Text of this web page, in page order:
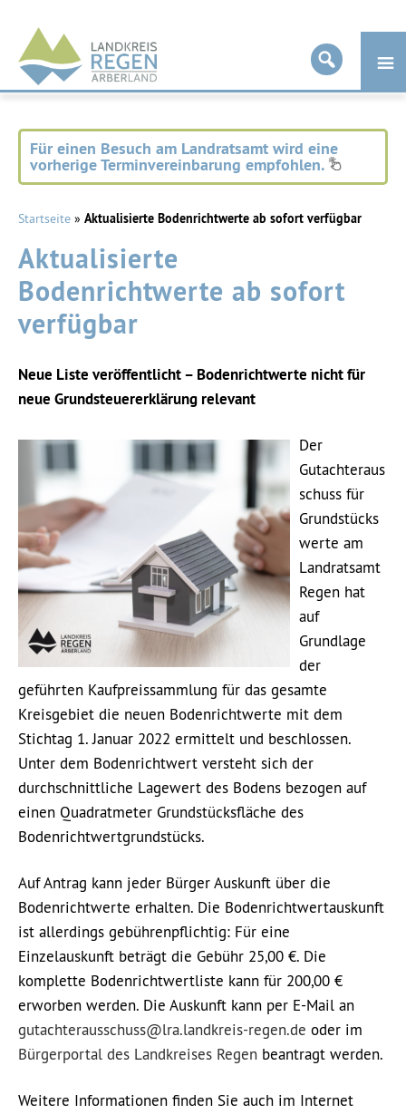
Landkreis
Regen
Für einen Besuch am Landratsamt wird eine
vorherige Terminvereinbarung empfohlen.
Startseite » Aktualisierte Bodenrichtwerte ab sofort verfügbar
Aktualisierte
Bodenrichtwerte ab sofort
verfügbar
Neue Liste veröffentlicht – Bodenrichtwerte nicht für
neue Grundsteuererklärung relevant
Der
Gutachteraus
schuss für
Grundstücks
werte am
Landratsamt
Regen hat
auf
Grundlage
der
geführten Kaufpreissammlung für das gesamte
Kreisgebiet die neuen Bodenrichtwerte mit dem
Stichtag 1. Januar 2022 ermittelt und beschlossen.
Unter dem Bodenrichtwert versteht sich der
durchschnittliche Lagewert des Bodens bezogen auf
einen Quadratmeter Grundstücksfläche des
Bodenrichtwertgrundstücks.
Auf Antrag kann jeder Bürger Auskunft über die
Bodenrichtwerte erhalten. Die Bodenrichtwertauskunft
ist allerdings gebührenpflichtig: Für eine
Einzelauskunft beträgt die Gebühr 25,00 €. Die
komplette Bodenrichtwertliste kann für 200,00 €
erworben werden. Die Auskunft kann per E-Mail an
gutachterausschuss@lra.landkreis-regen.de oder im
Bürgerportal des Landkreises Regen beantragt werden.
Weitere Informationen finden Sie auch im Internet